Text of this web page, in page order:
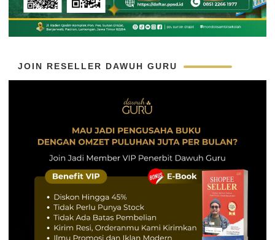
JOIN RESELLER DAWUH GURU